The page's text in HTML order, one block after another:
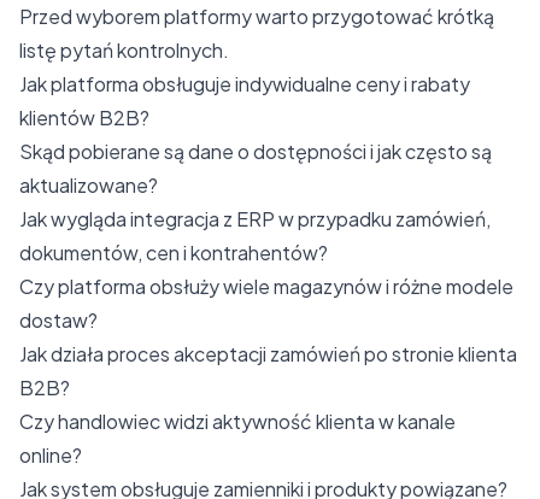
Przed wyborem platformy warto przygotować krótką
listę pytań kontrolnych.
Jak platforma obsługuje indywidualne ceny i rabaty
klientów B2B?
Skąd pobierane są dane o dostępności i jak często są
aktualizowane?
Jak wygląda integracja z ERP w przypadku zamówień,
dokumentów, cen i kontrahentów?
Czy platforma obsłuży wiele magazynów i różne modele
dostaw?
Jak działa proces akceptacji zamówień po stronie klienta
B2B?
Czy handlowiec widzi aktywność klienta w kanale
online?
Jak system obsługuje zamienniki i produkty powiązane?